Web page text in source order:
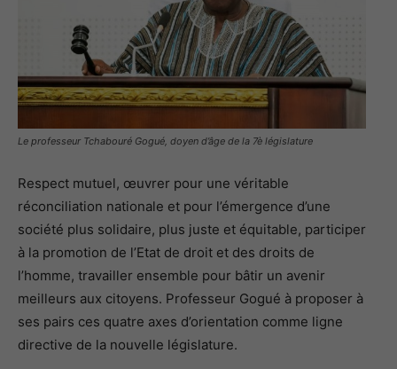
Le professeur Tchabouré Gogué, doyen d’âge de la 7è législature
Respect mutuel, œuvrer pour une véritable
réconciliation nationale et pour l’émergence d’une
société plus solidaire, plus juste et équitable, participer
à la promotion de l’Etat de droit et des droits de
l’homme, travailler ensemble pour bâtir un avenir
meilleurs aux citoyens. Professeur Gogué à proposer à
ses pairs ces quatre axes d’orientation comme ligne
directive de la nouvelle législature.